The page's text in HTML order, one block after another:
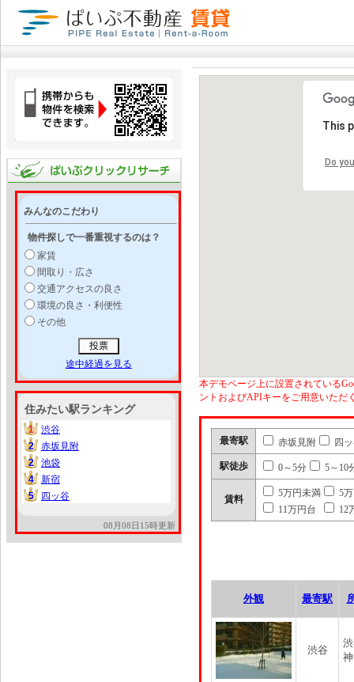
みんなのこだわり
物件探しで一番重視するのは？
家賃
間取り・広さ
交通アクセスの良さ
環境の良さ・利便性
その他
途中経過を見る
住みたい駅ランキング
1
1
渋谷
2
2
赤坂見附
2
2
池袋
4
4
新宿
5
5 四ッ谷
08月08日15時更新
This
Do
本デモページ上に設置されている
ントおよびAPIキーをご用意いただ
最寄駅 赤坂見附 四
駅徒歩 0～5分 5～10
賃料
5万円未満
5
11万円台
12
外観 最寄駅
渋谷